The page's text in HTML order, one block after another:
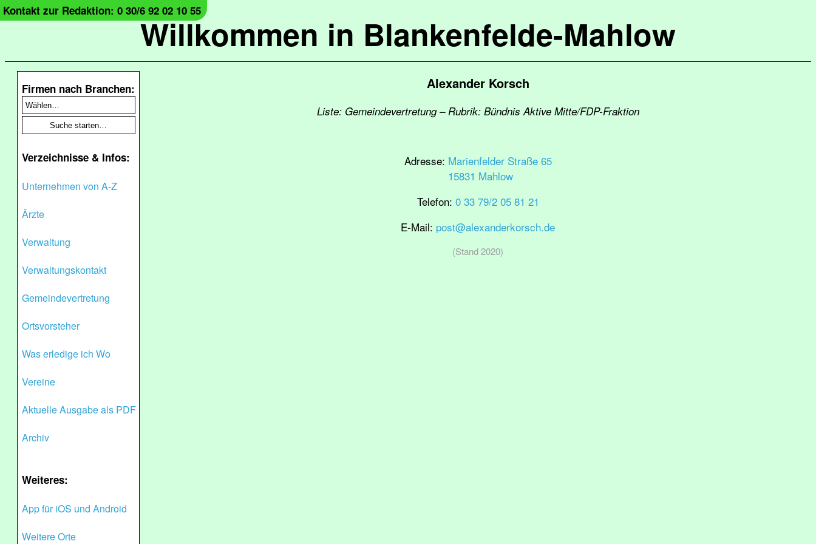
Willkommen in Blankenfelde-Mahlow
Kontakt zur Redaktion: 0 30/6 92 02 10 55
Firmen nach Branchen:
Verzeichnisse & Infos:
Unternehmen von A-Z
Ärzte
Verwaltung
Verwaltungskontakt
Gemeindevertretung
Ortsvorsteher
Was erledige ich Wo
Vereine
Aktuelle Ausgabe als PDF
Archiv
Weiteres:
App für iOS und Android
Weitere Orte
Alexander Korsch
Liste: Gemeindevertretung – Rubrik: Bündnis Aktive Mitte/FDP-Fraktion
Adresse: Marienfelder Straße 65
15831 Mahlow
Telefon: 0 33 79/2 05 81 21
E-Mail: post@alexanderkorsch.de
(Stand 2020)